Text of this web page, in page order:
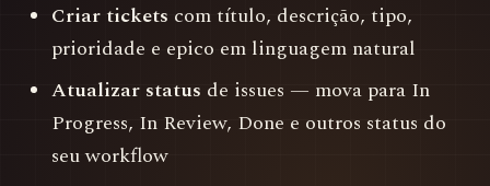
Criar tickets com título, descrição, tipo,
prioridade e epico em linguagem natural
Atualizar status de issues — mova para In
Progress, In Review, Done e outros status do
seu workflow